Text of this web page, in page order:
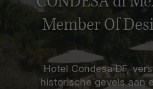
Member Of
Hotel Condesa DF,
historische gevels aan